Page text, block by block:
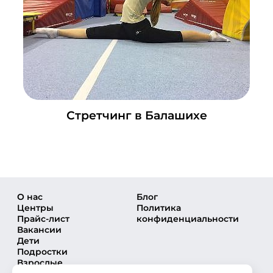
+7 (495) 648-60-08
Написать в ВКонтакте
Стретчинг в Балашихе
О нас
Центры
Прайс-лист
Вакансии
Дети
Подростки
Взрослые
Блог
Политика
конфиденциальности